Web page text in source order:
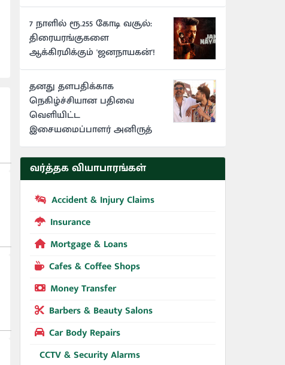
7 நாளில் ரூ.255 கோடி வசூல்:
திரையரங்குகளை
ஆக்கிரமிக்கும் 'ஜனநாயகன்'!
தனது தளபதிக்காக
நெகிழ்ச்சியான பதிவை
வெளியிட்ட
இசையமைப்பாளர் அனிருத்
வர்த்தக வியாபாரங்கள்
Accident & Injury Claims
Insurance
Mortgage & Loans
Cafes & Coffee Shops
Money Transfer
Barbers & Beauty Salons
Car Body Repairs
CCTV & Security Alarms